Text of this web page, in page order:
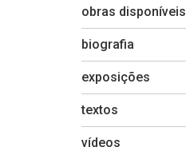
obras disponíveis
biografia
exposições
textos
vídeos